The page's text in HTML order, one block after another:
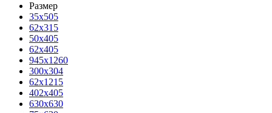
Размер
35х505
62x315
50x405
62х405
945x1260
300x304
62x1215
402x405
630x630